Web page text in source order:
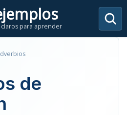
claros para aprender